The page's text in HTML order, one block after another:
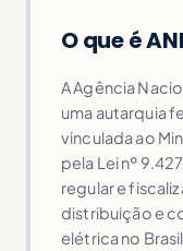
O que é
A Agência
uma autarquia
vinculada ao
pela Lei nº
regular e
distribuição e
elétrica no